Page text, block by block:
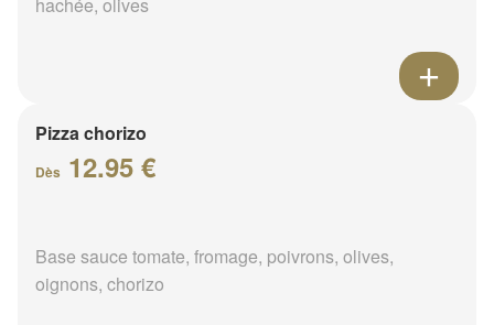
hachée, olives
Pizza chorizo
Dès 12.95 €
Base sauce tomate, fromage, poivrons, olives,
oignons, chorizo